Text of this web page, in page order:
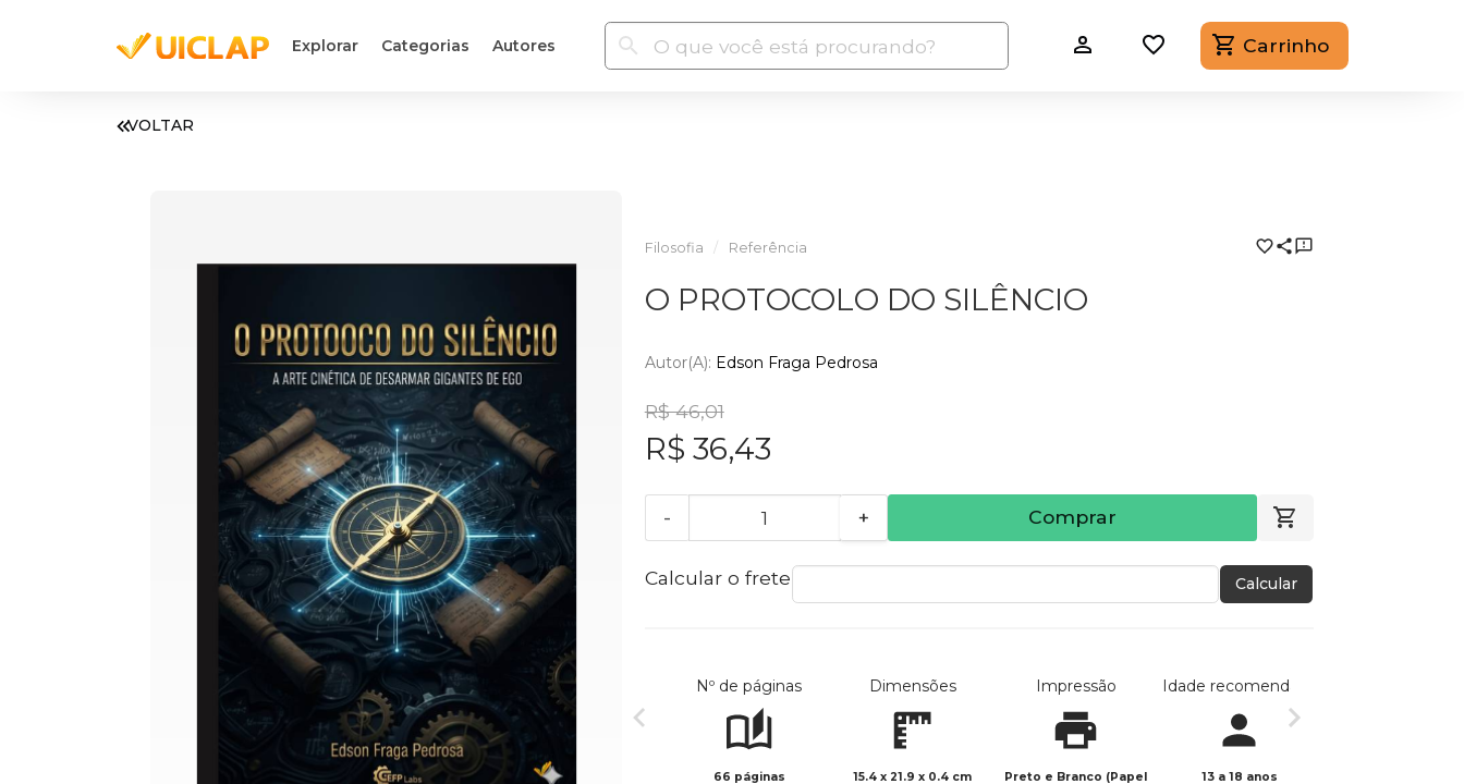
Explorar Categorias Autores Carrinho
VOLTAR
Filosofia Referência
O PROTOCOLO DO SILÊNCIO
Autor(a): Edson Fraga Pedrosa
R$ 46,01
R$ 36,43
- + Comprar
Calcular o frete Calcular
Nº de páginas
66 páginas
Dimensões
15.4 x 21.9 x 0.4 cm
Impressão
Preto e Branco (Papel
Idade recomendada
13 a 18 anos